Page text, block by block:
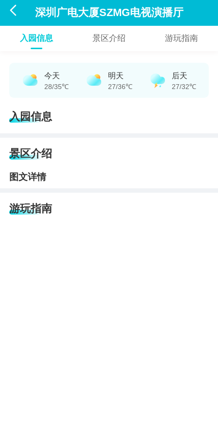
 深圳广电大厦SZMG电视演播厅
入园信息 景区介绍 游玩指南
今天
28/35℃
明天
27/36℃
后天
27/32℃
入园信息
景区介绍
图文详情
游玩指南